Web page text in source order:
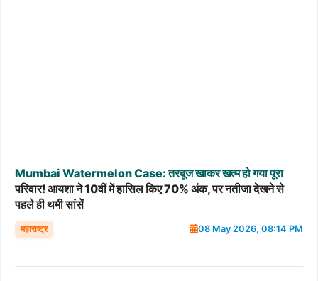
Mumbai WatermelonCase: तरबूजखाकरखत्महोगयापूरा
परिवार! आयशा ने 10वीं में हासिल किए 70% अंक, पर नतीजा देखने से
पहले ही थमी सांसें
महाराष्ट्र 08 May 2026, 08:14 PM